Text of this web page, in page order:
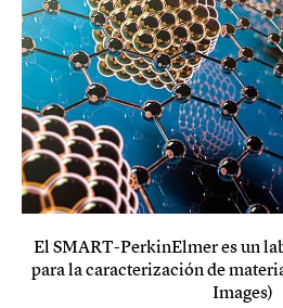
El SMART-PerkinElmer es un
para la caracterización de
Images)